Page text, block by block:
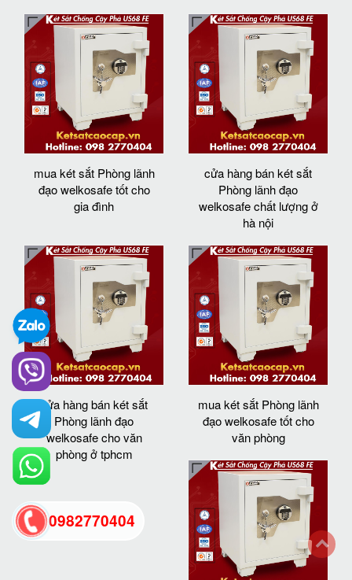
mua két sắt Phòng lãnh
đạo welkosafe tốt cho
gia đình
cửa hàng bán két sắt
Phòng lãnh đạo
welkosafe chất lượng ở
hà nội
cửa hàng bán két sắt
Phòng lãnh đạo
welkosafe cho văn
phòng ở tphcm
mua két sắt Phòng lãnh
đạo welkosafe tốt cho
văn phòng
0982770404